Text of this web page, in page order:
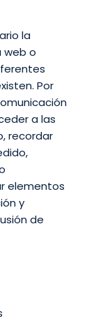
la
web o
Por
a las
recordar
elementos
y
de